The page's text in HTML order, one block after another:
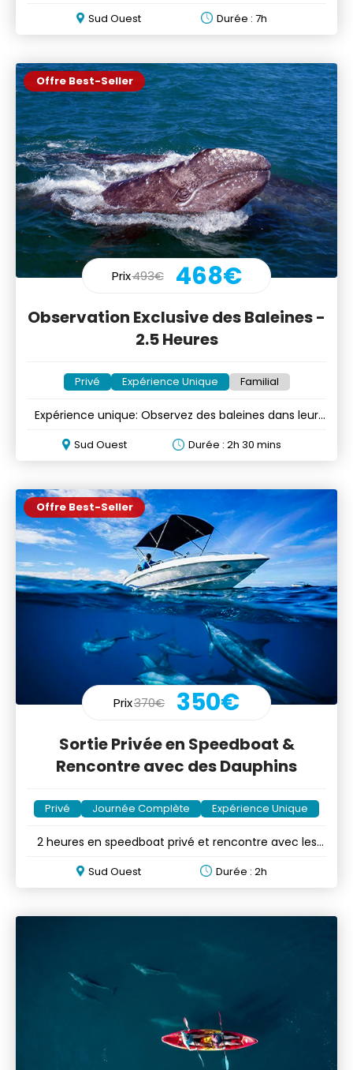
Sud Ouest Durée : 7h
Offre Best-Seller
Prix493€ 468€
Observation Exclusive des Baleines -
2.5 Heures
Privé Expérience Unique Familial
Expérience unique: Observez des baleines dans leur
Sud Ouest Durée : 2h 30 mins
Offre Best-Seller
Prix370€ 350€
Sortie Privée en Speedboat &
Rencontre avec des Dauphins
Privé Journée Complète Expérience Unique
2 heures en speedboat privé et rencontre avec les
Sud Ouest Durée : 2h